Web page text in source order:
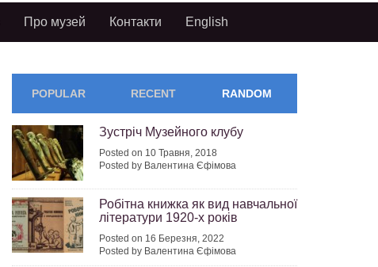
Про музей Контакти English
POPULAR RECENT RANDOM
Зустріч Музейного клубу
Posted on 10 Травня, 2018
Posted by Валентина Єфімова
Робітна книжка як вид навчальної
літератури 1920-х років
Posted on 16 Березня, 2022
Posted by Валентина Єфімова